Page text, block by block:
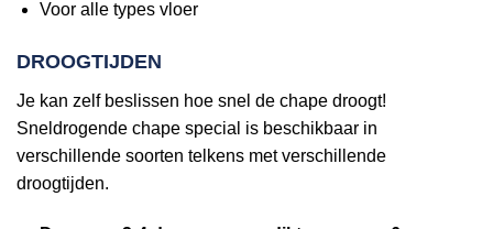
Voor alle types vloer
DROOGTIJDEN
Je kan zelf beslissen hoe snel de chape droogt!
Sneldrogende chape special is beschikbaar in
verschillende soorten telkens met verschillende
droogtijden.